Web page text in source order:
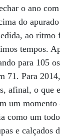
o ano
do
ao ritmo
tempos.
para 105
71. Para
afinal, o que
um momento
como um
e calçados